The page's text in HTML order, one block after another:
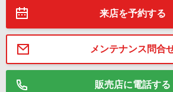
来店を予約する
メンテナンス問合
販売店に電話する